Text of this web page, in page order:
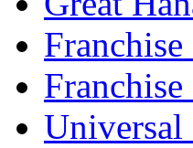
Universal